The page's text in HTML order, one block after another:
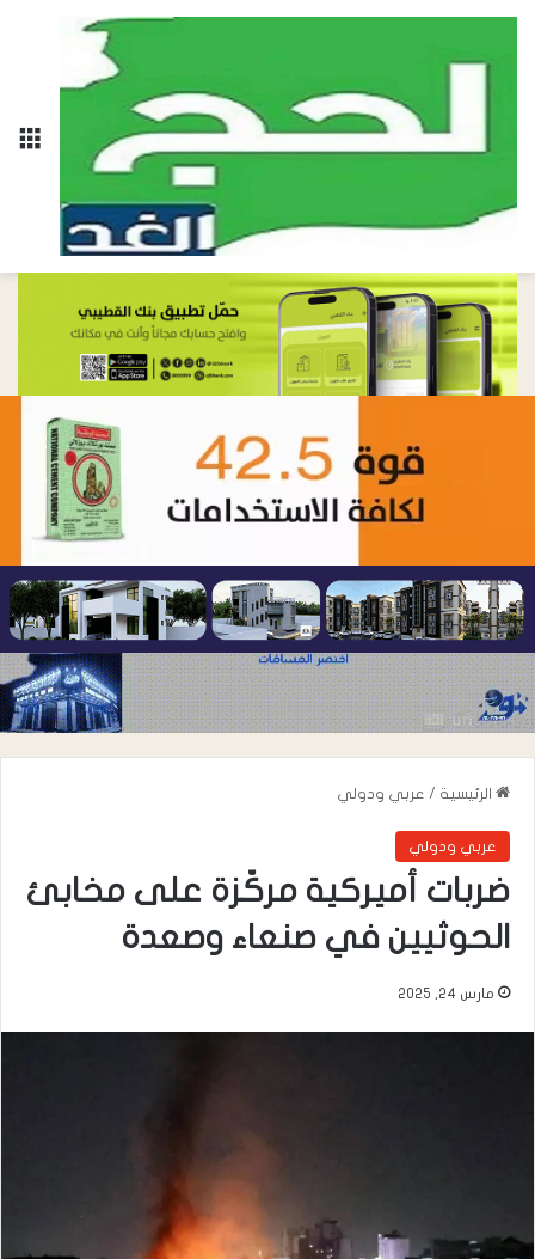
الرئيسية / عربي ودولي
عربي ودولي
ضربات أميركية مركّزة على مخابئ
الحوثيين في صنعاء وصعدة
مارس 24, 2025